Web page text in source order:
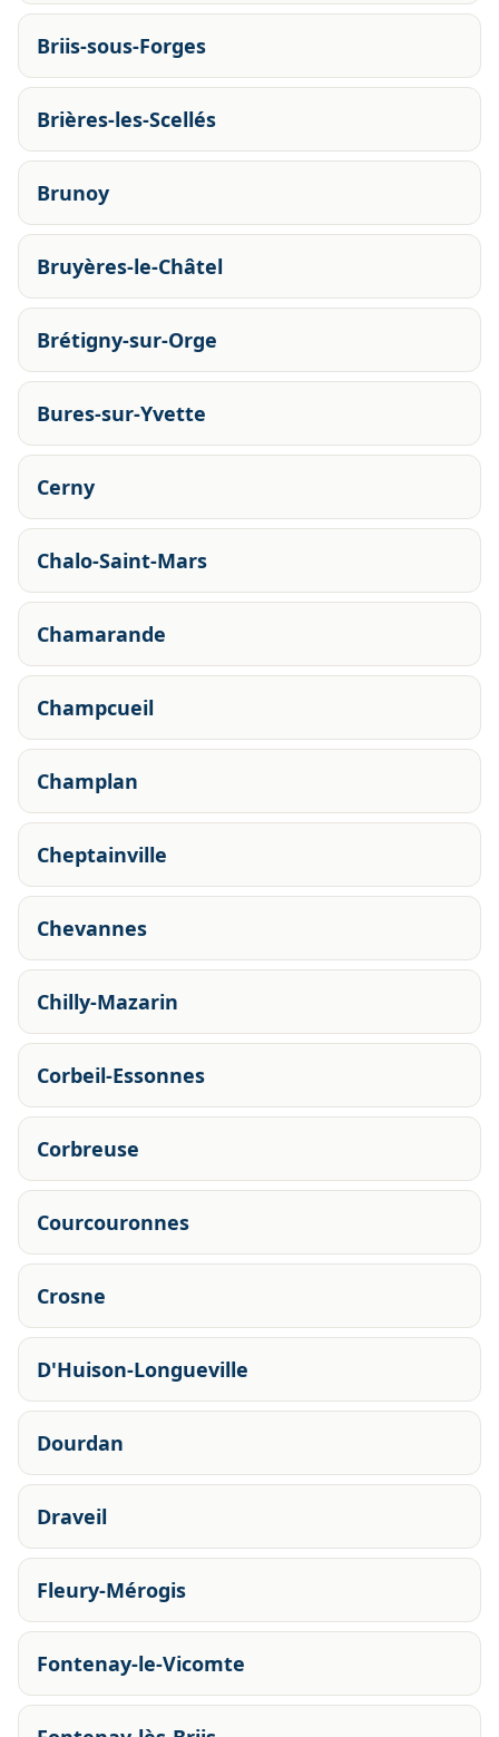
Briis-sous-Forges
Brières-les-Scellés
Brunoy
Bruyères-le-Châtel
Brétigny-sur-Orge
Bures-sur-Yvette
Cerny
Chalo-Saint-Mars
Chamarande
Champcueil
Champlan
Cheptainville
Chevannes
Chilly-Mazarin
Corbeil-Essonnes
Corbreuse
Courcouronnes
Crosne
D'Huison-Longueville
Dourdan
Draveil
Fleury-Mérogis
Fontenay-le-Vicomte